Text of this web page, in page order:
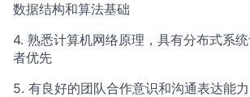
数据结构和算法基础
4. 熟悉计算机网络原理，具有分布式系
者优先
5. 有良好的团队合作意识和沟通表达能